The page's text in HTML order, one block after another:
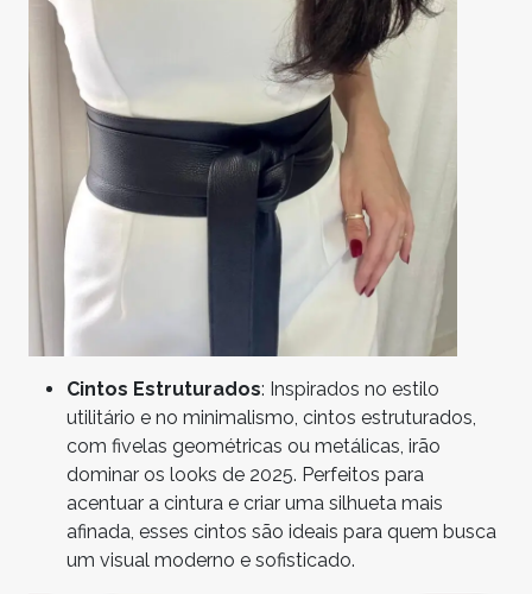
Cintos Estruturados: Inspirados no estilo
utilitário e no minimalismo, cintos estruturados,
com fivelas geométricas ou metálicas, irão
dominar os looks de 2025. Perfeitos para
acentuar a cintura e criar uma silhueta mais
afinada, esses cintos são ideais para quem busca
um visual moderno e sofisticado.